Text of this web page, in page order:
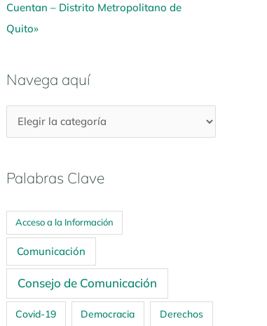
Cuentan – Distrito Metropolitano de
Quito»
Navega aquí
Palabras Clave
Acceso a la Información
Comunicación
Consejo de Comunicación
Covid-19 Democracia Derechos